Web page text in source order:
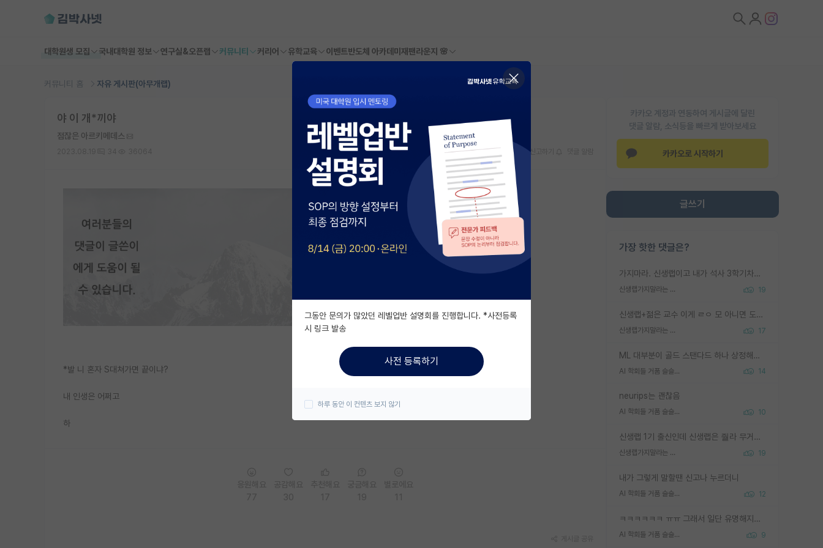
대학원생 모집 국내대학원 정보 연구실&오픈랩 커뮤니티 커리어 유학교육 이벤트반도체 아카데미 재팬라운지 🌸
커뮤니티 홈 자유 게시판(아무개랩)
카카오 계정과 연동하여 게시글에 달린
댓글 알람, 소식등을 빠르게 받아보세요
카카오로 시작하기
글쓰기
가장 핫한 댓글은?
가지마라. 신생랩이고 내가 석사 3학기차인데 최고참인데 나도 아무것도 모르는데 교수가 후배들 왜 논문 교육 안시키냐. 논문 왜 안 써오냐 닦달한다
신생랩가지말라는 이유가 있었구나 19
신생랩+젊은 교수 이게 ㄹㅇ 모 아니면 도인듯.
신생랩가지말라는 이유가 있었구나 17
ML 대부분이 골드 스탠다드 하나 상정해놓고 (벤치마크 데이터셋이 여러 개면 여러 개 상정) 그거 얼마나 잘 맞추나 싸움임 가끔 번뜩이는 설계 철학을 보여주는 논문들도 있지만 대부분 그거 성적 얼마나 더 올리느라에 혈안이 되어 있는 측면이 잇음
AI 학회들 거품 슬슬 지적이 나오네요 14
neurips는 괜찮음
AI 학회들 거품 슬슬 지적이 나오네요 10
신생랩 1기 출신인데 신생랩은 줠라 무거운 바벨 같은거임. 들면 대박인데 못들면 깔려 죽음. 아무도 알려주지 않는 환경에서 자생해야하지만, 일단 살아남았다면 그 어떤 사람보다 악착같고 생존력 높은 사람으로 거듭날 수 있음
신생랩가지말라는 이유가 있었구나 19
내가 그렇게 말할땐 신고나 누르더니
AI 학회들 거품 슬슬 지적이 나오네요 12
ㅋㅋㅋㅋㅋㅋ ㅠㅠ 그래서 일단 유명해지는게 중요한거같습니다
AI 학회들 거품 슬슬 지적이 나오네요 9
야 이 개*끼야
점잖은 아르키메데스
스크랩 신고하기
*발 니 혼자 S대쳐가면 끝이냐?
내 인생은 어쩌고
하
그동안 문의가 많았던 레벨업반 설명회를 진행합니다. *사전등록
시 링크 발송
사전 등록하기
하루 동안 이 컨텐츠 보지 않기